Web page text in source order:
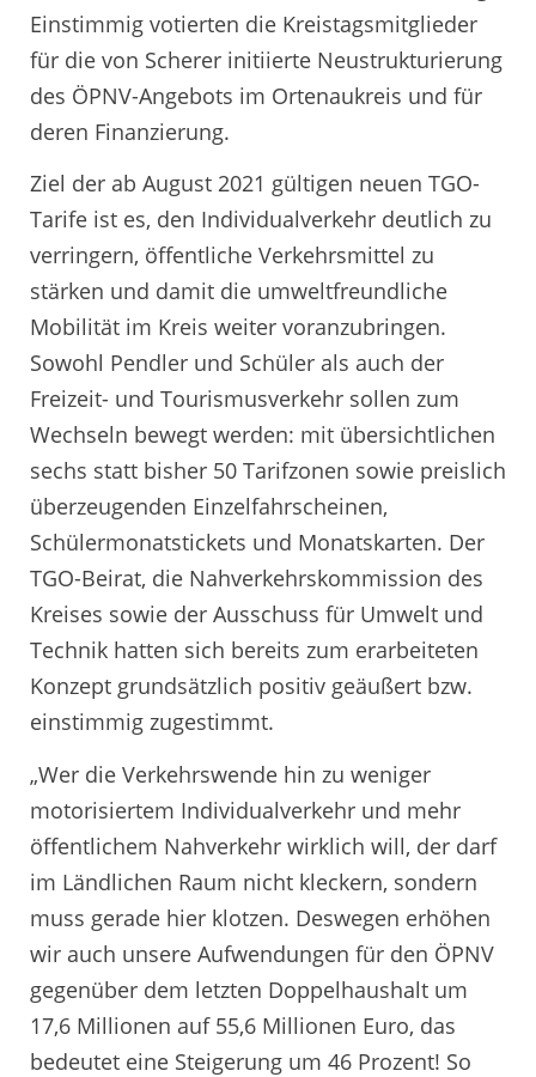
Einstimmig votierten die Kreistagsmitglieder
für die von Scherer initiierte Neustrukturierung
des ÖPNV-Angebots im Ortenaukreis und für
deren Finanzierung.
Ziel der ab August 2021 gültigen neuen TGO-
Tarife ist es, den Individualverkehr deutlich zu
verringern, öffentliche Verkehrsmittel zu
stärken und damit die umweltfreundliche
Mobilität im Kreis weiter voranzubringen.
Sowohl Pendler und Schüler als auch der
Freizeit- und Tourismusverkehr sollen zum
Wechseln bewegt werden: mit übersichtlichen
sechs statt bisher 50 Tarifzonen sowie preislich
überzeugenden Einzelfahrscheinen,
Schülermonatstickets und Monatskarten. Der
TGO-Beirat, die Nahverkehrskommission des
Kreises sowie der Ausschuss für Umwelt und
Technik hatten sich bereits zum erarbeiteten
Konzept grundsätzlich positiv geäußert bzw.
einstimmig zugestimmt.
„Wer die Verkehrswende hin zu weniger
motorisiertem Individualverkehr und mehr
öffentlichem Nahverkehr wirklich will, der darf
im Ländlichen Raum nicht kleckern, sondern
muss gerade hier klotzen. Deswegen erhöhen
wir auch unsere Aufwendungen für den ÖPNV
gegenüber dem letzten Doppelhaushalt um
17,6 Millionen auf 55,6 Millionen Euro, das
bedeutet eine Steigerung um 46 Prozent! So